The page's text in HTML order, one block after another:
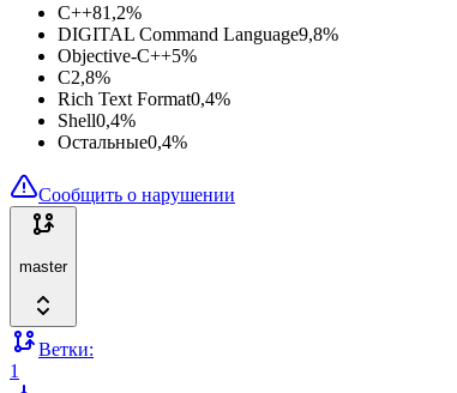
C++81,2%
DIGITAL Command Language9,8%
Objective-C++5%
C2,8%
Rich Text Format0,4%
Shell0,4%
Остальные0,4%
Сообщить о нарушении
master
Ветки:
1